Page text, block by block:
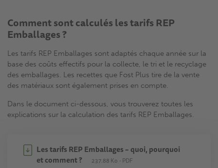
Comment sont calculés les tarifs REP
Emballages ?
Les tarifs REP Emballages sont adaptés chaque année sur la
base des coûts effectifs pour la collecte, le tri et le recyclage
des emballages. Les recettes que Fost Plus tire de la vente
des matériaux sont également prises en compte.
Dans le document ci-dessous, vous trouverez toutes les
explications sur la calculation des tarifs REP Emballages.
Les tarifs REP Emballages – quoi, pourquoi
et comment ?
237.88 Ko PDF